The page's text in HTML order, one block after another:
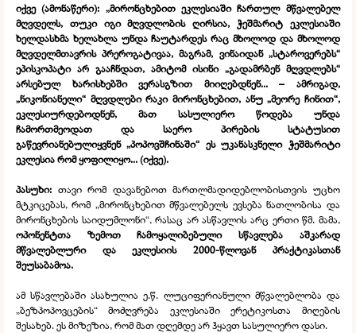
იქვე (ამონაწერი): „მირონცხებით ეკლესიაში ჩართულ მწვალებელ
მღვდელს, თუკი იგი მღვდლობის ღირსია, ჭეშმარიტ ეკლესიაში
ხელდასხმა ხელახლა უნდა ჩაუტარდეს რაც მხოლოდ და მხოლოდ
მღვდელმთავრის პრეროგატივაა, მაგრამ, ვინაიდან „სტაროვერებს“
ეპისკოპატი არ გააჩნდათ, ამიტომ ისინი „გადამრბენ მღვდლებს“
არსებულ ხარისხებში ვერასგზით მიიღებდნენ... – ამრიგად,
„ნიკონიანელი“ მღვდლები რაკი მირონცხებით, ანუ „მეორე ჩინით“,
ეკლესიურდებოდნენ, მათ სასულიერო წოდება უნდა
ჩამორთმეოდათ და საერო პირების სტატუსით
გაწევრიანებულიყვნენ „პოპოვშჩინაში“ ეს უკანასკნელი ჭეშმარიტი
ეკლესია რომ ყოფილიყო... (იქვე).
პასუხი: თავი რომ დავანებოთ მართლმადიდებლობისთვის უცხო
მტკიცებას, რომ „მირონცხებით მწვალებელს ევსება ნათლობისა და
მირონცხების საიდუმლონი“, რასაც არ ასწავლის არც ერთი წმ. მამა,
ოპონენტთა ზემოთ ჩამოყალიბებული სწავლება აშკარად
მწვალებლური და ეკლესიის 2000-წლოვან პრაქტიკასთან
შეუსაბამოა.
ამ სწავლებაში ასახულია ე.წ. ლუციფერიანული მწვალებლობა და
„ბეზპოპოვცების“ მოძღვრება ეკლესიაში ერეტიკოსთა მიღების
შესახებ. ეს მიზეზია, რომ მათ დღემდე არ ჰყავთ სასულიერო დასი.